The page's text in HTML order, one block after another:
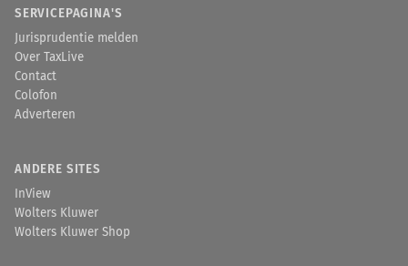
SERVICEPAGINA'S
Jurisprudentie melden
Over TaxLive
Contact
Colofon
Adverteren
ANDERE SITES
InView
Wolters Kluwer
Wolters Kluwer Shop